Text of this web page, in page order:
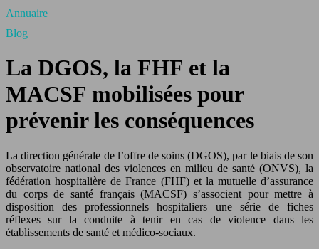
Annuaire
Blog
La DGOS, la FHF et la
MACSF mobilisées pour
prévenir les conséquences
La direction générale de l’offre de soins (DGOS), par le biais de son
observatoire national des violences en milieu de santé (ONVS), la
fédération hospitalière de France (FHF) et la mutuelle d’assurance
du corps de santé français (MACSF) s’associent pour mettre à
disposition des professionnels hospitaliers une série de fiches
réflexes sur la conduite à tenir en cas de violence dans les
établissements de santé et médico-sociaux.